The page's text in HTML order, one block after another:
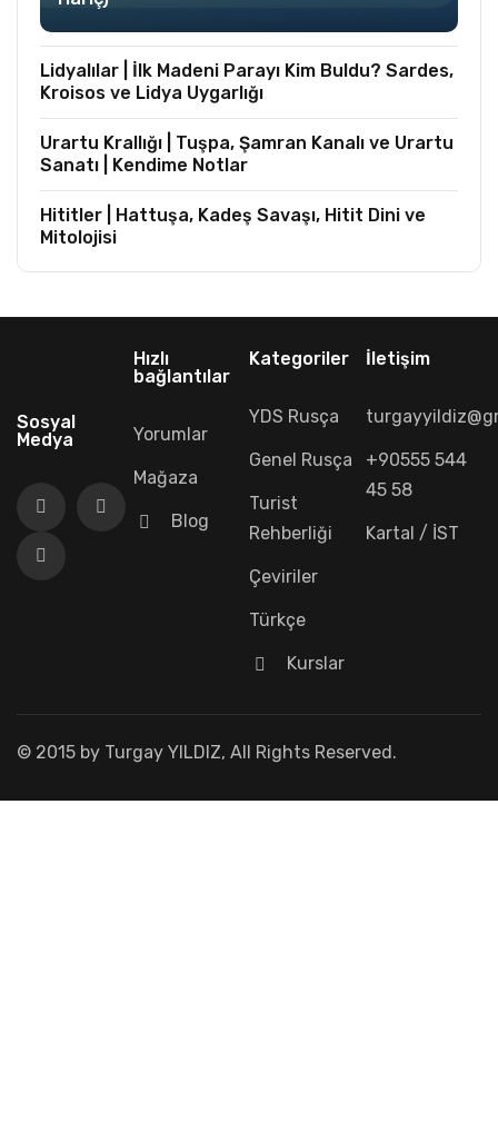
Lidyalılar | İlk Madeni Parayı Kim Buldu? Sardes,
Kroisos ve Lidya Uygarlığı
Urartu Krallığı | Tuşpa, Şamran Kanalı ve Urartu
Sanatı | Kendime Notlar
Hititler | Hattuşa, Kadeş Savaşı, Hitit Dini ve
Mitolojisi
Sosyal
Medya
Hızlı
bağlantılar
Yorumlar
Mağaza
Blog
Kategoriler
YDS Rusça
Genel Rusça
Turist
Rehberliği
Çeviriler
Türkçe
Kurslar
İletişim
+90555 544
45 58
Kartal / İST
© 2015 by Turgay YILDIZ, All Rights Reserved.